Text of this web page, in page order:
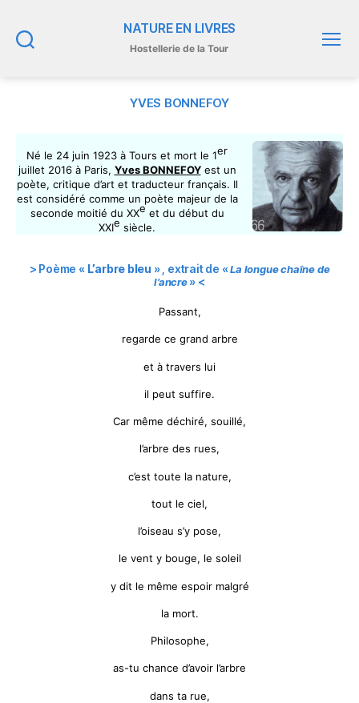
NATURE EN LIVRES
Hostellerie de la Tour
YVES BONNEFOY
Né le 24 juin 1923 à Tours et mort le 1er
juillet 2016 à Paris, Yves BONNEFOYest un
poète, critique d’art et traducteur français. Il
est considéré comme un poète majeur de la
seconde moitié du XXe et du début du
XXIe siècle.
> Poème « L’arbre bleu » , extrait de «La longue chaîne de
l’ancre» <
Passant,
regarde ce grand arbre
et à travers lui
il peut suffire.
Car même déchiré, souillé,
l’arbre des rues,
c’est toute la nature,
tout le ciel,
l’oiseau s’y pose,
le vent y bouge, le soleil
y dit le même espoir malgré
la mort.
Philosophe,
as-tu chance d’avoir l’arbre
dans ta rue,